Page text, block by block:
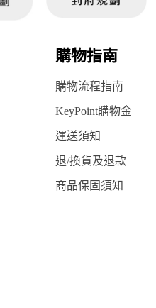
購物指南
購物流程指南
KeyPoint購物金
運送須知
退/換貨及退款
商品保固須知